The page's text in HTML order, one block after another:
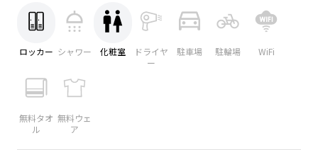
ロッカー シャワー 化粧室
ドライヤ
ー
駐車場 駐輪場 WiFi
無料タオ
ル
無料ウェ
ア